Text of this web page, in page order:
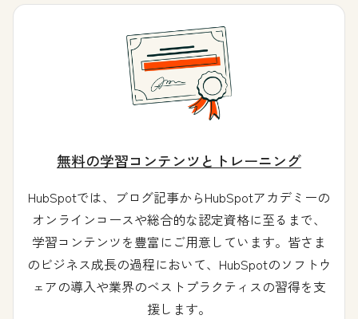
無料の学習コンテンツとトレーニング
HubSpotでは、ブログ記事からHubSpotアカデミーの
オンラインコースや総合的な認定資格に至るまで、
学習コンテンツを豊富にご用意しています。皆さま
のビジネス成長の過程において、HubSpotのソフトウ
ェアの導入や業界のベストプラクティスの習得を支
援します。